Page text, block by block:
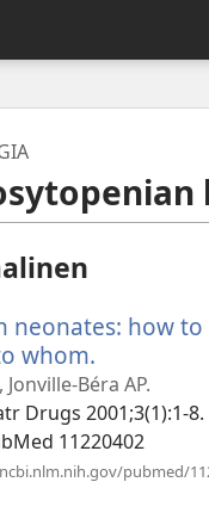
neonates: how
whom.
uuden
ikkunan)
Béra AP.
Drugs 2001;3(1):1-8.
11220402
pubmed/